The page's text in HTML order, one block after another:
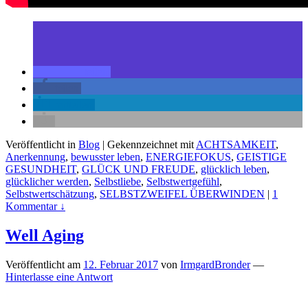
Veröffentlicht in Blog | Gekennzeichnet mit ACHTSAMKEIT,
Anerkennung, bewusster leben, ENERGIEFOKUS, GEISTIGE
GESUNDHEIT, GLÜCK UND FREUDE, glücklich leben,
glücklicher werden, Selbstliebe, Selbstwertgefühl,
Selbstwertschätzung, SELBSTZWEIFEL ÜBERWINDEN | 1
Kommentar ↓
Well Aging
Veröffentlicht am 12. Februar 2017 von IrmgardBronder —
Hinterlasse eine Antwort